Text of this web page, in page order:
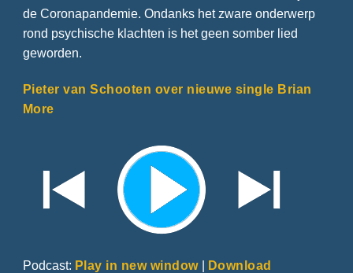
de Coronapandemie. Ondanks het zware onderwerp
rond psychische klachten is het geen somber lied
geworden.
Pieter van Schooten over nieuwe single Brian
More
Podcast: Play in new window| Download